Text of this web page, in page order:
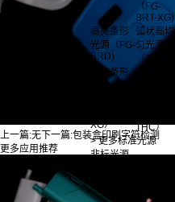
（FG-
BRT-XG)
高亮条形
光源（FG-
BRD)
弧状高均
匀光源
（FG-BL)
四面条形
组合光源
XG）
面光源
THC）
> 更多标准光源
非标光源
光源
上一篇:无下一篇:包装盒印刷字符检测
更多应用推荐